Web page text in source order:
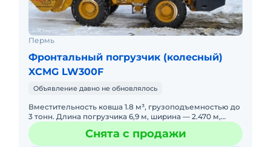
Пермь
Фронтальный погрузчик (колесный)
XCMG LW300F
Объявление давно не обновлялось
Вместительность ковша 1.8 м³, грузоподъемностью до
3 тонн. Длина погрузчика 6,9 м, ширина — 2.470 м,
высота 3.025 м, вылет ковша равняется 1.104 м.
Снята с продажи